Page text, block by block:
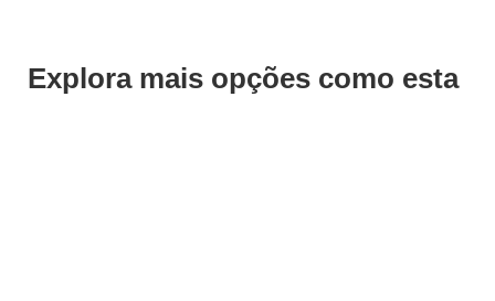
Explora mais opções como esta